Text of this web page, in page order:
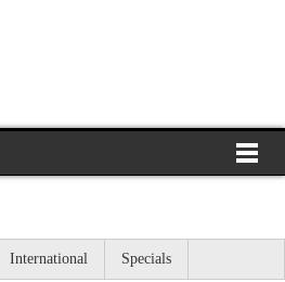
International Specials